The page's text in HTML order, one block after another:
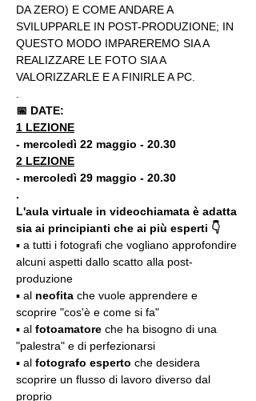
DA ZERO) E COME ANDARE A
SVILUPPARLE IN POST-PRODUZIONE; IN
QUESTO MODO IMPAREREMO SIA A
REALIZZARE LE FOTO SIA A
VALORIZZARLE E A FINIRLE A PC.
📅 DATE:
1 LEZIONE
- mercoledì 22 maggio - 20.30
2 LEZIONE
- mercoledì 29 maggio - 20.30
.
L'aula virtuale in videochiamata è adatta
sia ai principianti che ai più esperti 👇
▪️ a tutti i fotografi che vogliano approfondire
alcuni aspetti dallo scatto alla post-
produzione
▪️ al neofita che vuole apprendere e
scoprire "cos'è e come si fa"
▪️ al fotoamatore che ha bisogno di una
"palestra" e di perfezionarsi
▪️ al fotografo esperto che desidera
scoprire un flusso di lavoro diverso dal
proprio